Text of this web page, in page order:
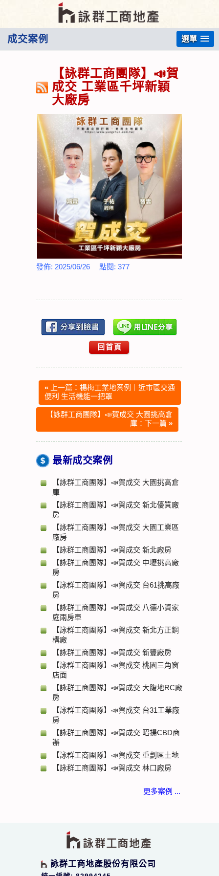
成交案例 選單
【詠群工商團隊】📣賀
成交 工業區千坪新穎
大廠房
發佈: 2025/06/26 點閱: 377
回首頁
« 上一篇：楊梅工業地案例｜近市區交通
便利 生活機能一把罩
【詠群工商團隊】📣賀成交 大園挑高倉
庫：下一篇 »
最新成交案例
【詠群工商團隊】📣賀成交 大園挑高倉
庫
【詠群工商團隊】📣賀成交 新北優質廠
房
【詠群工商團隊】📣賀成交 大園工業區
廠房
【詠群工商團隊】📣賀成交 新北廠房
【詠群工商團隊】📣賀成交 中壢挑高廠
房
【詠群工商團隊】📣賀成交 台61挑高廠
房
【詠群工商團隊】📣賀成交 八德小資家
庭兩房車
【詠群工商團隊】📣賀成交 新北方正鋼
構廠
【詠群工商團隊】📣賀成交 新豐廠房
【詠群工商團隊】📣賀成交 桃園三角窗
店面
【詠群工商團隊】📣賀成交 大腹地RC廠
房
【詠群工商團隊】📣賀成交 台31工業廠
房
【詠群工商團隊】📣賀成交 昭揚CBD商
辦
【詠群工商團隊】📣賀成交 重劃區土地
【詠群工商團隊】📣賀成交 林口廠房
更多案例 ...
詠群工商地產股份有限公司